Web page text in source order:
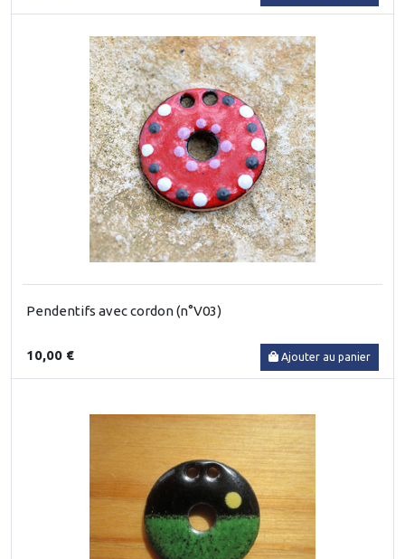
Pendentifs avec cordon (n°V03)
10,00 € Ajouter au panier